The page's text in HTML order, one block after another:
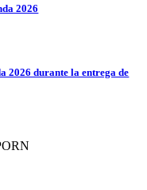
2026
2026 durante la entrega de